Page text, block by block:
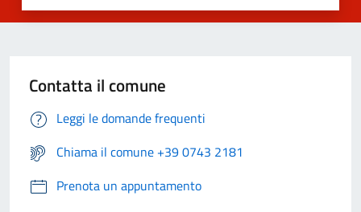
Contatta il comune
Leggi le domande frequenti
Chiama il comune +39 0743 2181
Prenota un appuntamento